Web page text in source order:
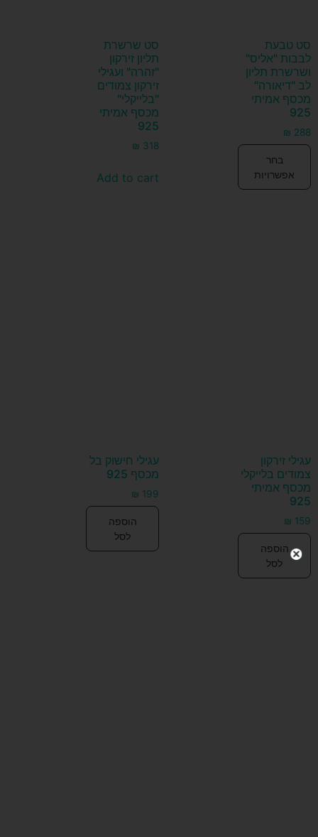
סט טבעת
לבבות "אליס"
ושרשרת תליון
לב "דיאורה"
מכסף אמיתי
925
₪ 288
בחר
אפשרויות
סט שרשרת
תליון זירקון
"זהרה" ועגילי
זירקון צמודים
"בלייקלי"
מכסף אמיתי
925
₪ 318
Add to cart
עגילי זירקון
צמודים בלייקלי
מכסף אמיתי
925
₪ 159
הוספה
לסל
עגילי חישוק בל
מכסף 925
₪ 199
הוספה
לסל